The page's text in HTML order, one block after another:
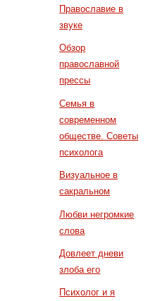
Православие в
звуке
Обзор
православной
прессы
Семья в
современном
обществе. Советы
психолога
Визуальное в
сакральном
Любви негромкие
слова
Довлеет дневи
злоба его
Психолог и я